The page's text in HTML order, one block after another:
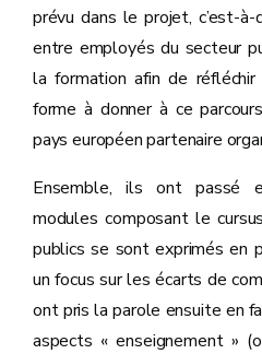
prévu dans le projet, c’est-à-
entre employés du secteur
la formation afin de
forme à donner à ce
pays européen partenaire
Ensemble, ils ont passé
modules composant le
publics se sont exprimés en
un focus sur les écarts de
ont pris la parole ensuite en
aspects « enseignement »